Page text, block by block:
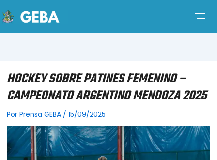
HOCKEY SOBRE PATINES FEMENINO –
CAMPEONATO ARGENTINO MENDOZA 2025
Por Prensa GEBA / 15/09/2025